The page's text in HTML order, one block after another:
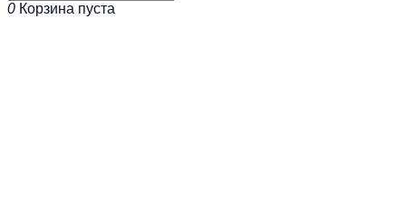
0 Корзина пуста